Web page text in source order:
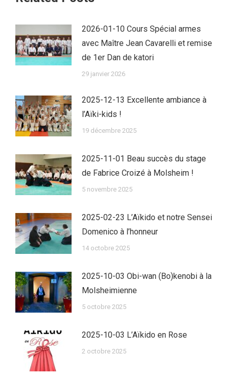
2026-01-10 Cours Spécial armes
avec Maître Jean Cavarelli et remise
de 1er Dan de katori
29 janvier 2026
2025-12-13 Excellente ambiance à
l’Aïki-kids !
19 décembre 2025
2025-11-01 Beau succès du stage
de Fabrice Croizé à Molsheim !
5 novembre 2025
2025-02-23 L’Aïkido et notre Sensei
Domenico à l’honneur
14 octobre 2025
2025-10-03 Obi-wan (Bo)kenobi à la
Molsheimienne
5 octobre 2025
2025-10-03 L’Aïkido en Rose
2 octobre 2025